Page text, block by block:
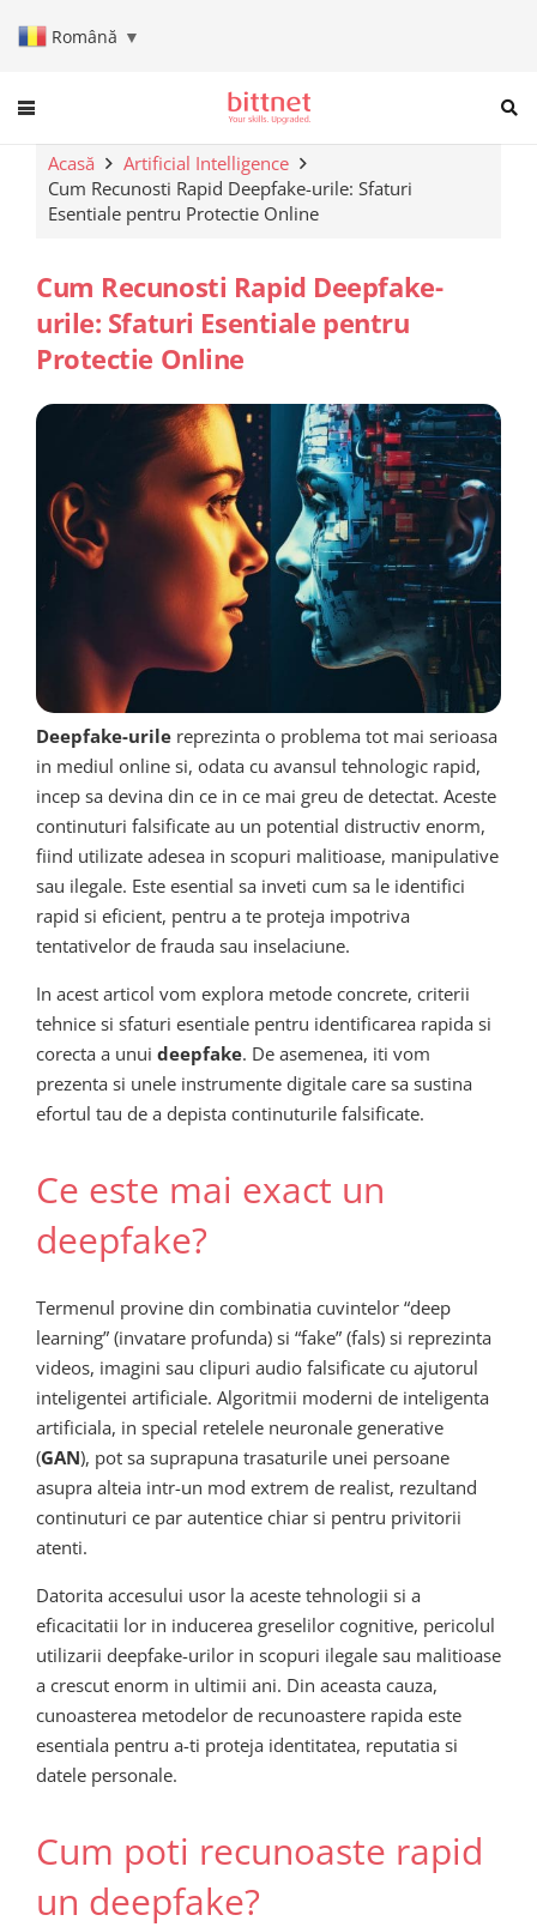
Română ▼
When autocomplete results
Acasă
Artificial Intelligence
Cum Recunosti Rapid Deepfake-urile: Sfaturi
Esentiale pentru Protectie Online
Cum Recunosti Rapid Deepfake-
urile: Sfaturi Esentiale pentru
Protectie Online
Deepfake-urile reprezinta o problema tot mai serioasa
in mediul online si, odata cu avansul tehnologic rapid,
incep sa devina din ce in ce mai greu de detectat. Aceste
continuturi falsificate au un potential distructiv enorm,
fiind utilizate adesea in scopuri malitioase, manipulative
sau ilegale. Este esential sa inveti cum sa le identifici
rapid si eficient, pentru a te proteja impotriva
tentativelor de frauda sau inselaciune.
In acest articol vom explora metode concrete, criterii
tehnice si sfaturi esentiale pentru identificarea rapida si
corecta a unui deepfake. De asemenea, iti vom
prezenta si unele instrumente digitale care sa sustina
efortul tau de a depista continuturile falsificate.
Ce este mai exact un
deepfake?
Termenul provine din combinatia cuvintelor “deep
learning” (invatare profunda) si “fake” (fals) si reprezinta
videos, imagini sau clipuri audio falsificate cu ajutorul
inteligentei artificiale. Algoritmii moderni de inteligenta
artificiala, in special retelele neuronale generative
(GAN), pot sa suprapuna trasaturile unei persoane
asupra alteia intr-un mod extrem de realist, rezultand
continuturi ce par autentice chiar si pentru privitorii
atenti.
Datorita accesului usor la aceste tehnologii si a
eficacitatii lor in inducerea greselilor cognitive, pericolul
utilizarii deepfake-urilor in scopuri ilegale sau malitioase
a crescut enorm in ultimii ani. Din aceasta cauza,
cunoasterea metodelor de recunoastere rapida este
esentiala pentru a-ti proteja identitatea, reputatia si
datele personale.
Cum poti recunoaste rapid
un deepfake?